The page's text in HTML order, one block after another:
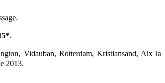
.
Vidauban, Rotterdam, Kristiansand, Aix la
2013.